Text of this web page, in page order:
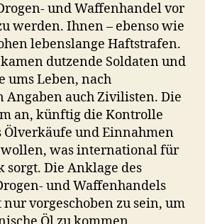
und Waffenhandel vor
werden. Ihnen – ebenso wie
lebenslange Haftstrafen.
dutzende Soldaten und
ums Leben, nach
Angaben auch Zivilisten. Die
an, künftig die Kontrolle
Ölverkäufe und Einnahmen
was international für
Die Anklage des
und Waffenhandels
vorgeschoben zu sein, um